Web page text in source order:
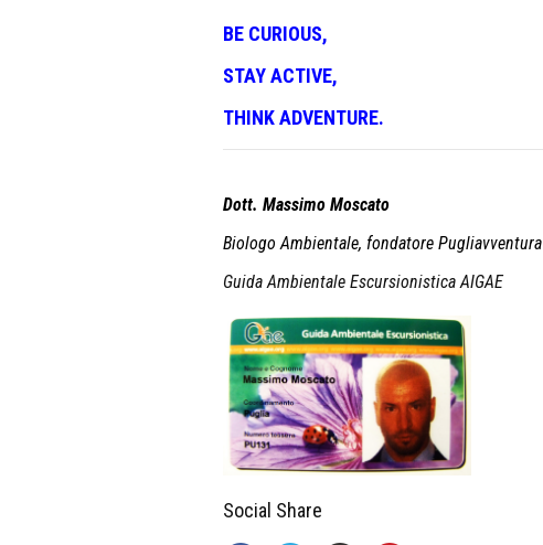
BE CURIOUS,
STAY ACTIVE,
THINK ADVENTURE.
Dott. Massimo Moscato
Biologo Ambientale, fondatore Pugliavventura
Guida Ambientale Escursionistica AIGAE
Social Share